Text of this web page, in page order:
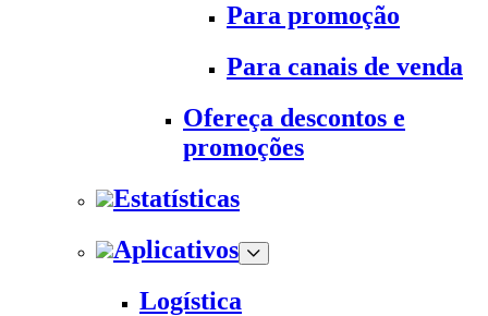
Para promoção
Para canais de venda
Ofereça descontos e
promoções
Estatísticas
Aplicativos
Logística